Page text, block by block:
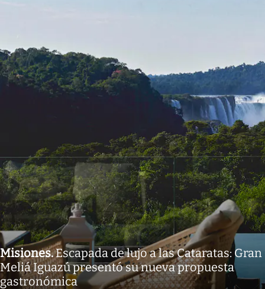
Misiones.Escapada de lujo a las Cataratas: Gran
Meliá Iguazú presentó su nueva propuesta
gastronómica